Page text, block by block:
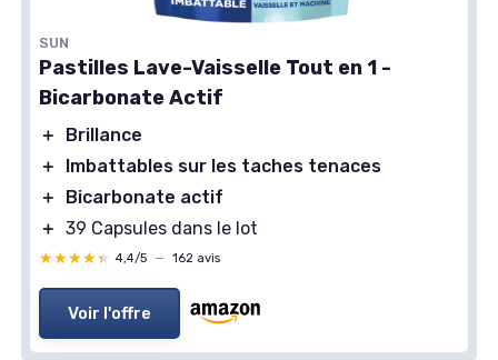
SUN
Pastilles Lave-Vaisselle Tout en 1 -
Bicarbonate Actif
＋
Brillance
＋
Imbattables sur les taches tenaces
＋
Bicarbonate actif
＋ 39 Capsules dans le lot
★★★★★
★★★★★ 4,4/5 — 162 avis
Voir l'offre